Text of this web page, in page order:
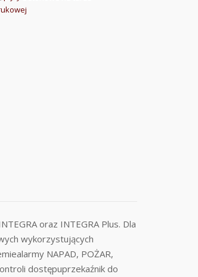
oraz INTEGRA Plus. Dla
wykorzystujących
NAPAD, POŻAR,
dostępuprzekaźnik do